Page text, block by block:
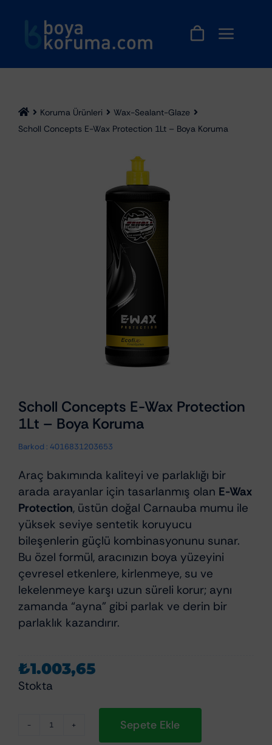
Koruma Ürünleri
Wax-Sealant-Glaze
Scholl Concepts E-Wax Protection 1Lt – Boya Koruma
Scholl Concepts E-Wax Protection
1Lt – Boya Koruma
Barkod : 4016831203653
Araç bakımında kaliteyi ve parlaklığı bir
arada arayanlar için tasarlanmış olan E-Wax
Protection, üstün doğal Carnauba mumu ile
yüksek seviye sentetik koruyucu
bileşenlerin güçlü kombinasyonunu sunar.
Bu özel formül, aracınızın boya yüzeyini
çevresel etkenlere, kirlenmeye, su ve
lekelenmeye karşı uzun süreli korur; aynı
zamanda “ayna” gibi parlak ve derin bir
parlaklık kazandırır.
₺1.003,65
Stokta
Scholl
Sepete Ekle